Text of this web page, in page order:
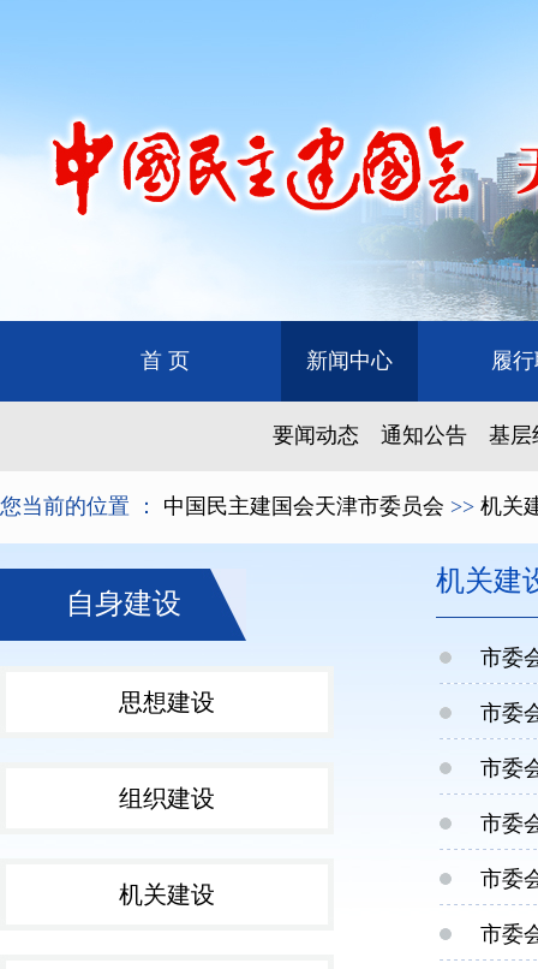
首 页 新闻中心 履
要闻动态 通知公告 基层
您当前的位置 ： 中国民主建国会天津市委员会 >> 机关
自身建设
思想建设
组织建设
机关建设
机关建
市委
市委
市委
市委
市委
市委